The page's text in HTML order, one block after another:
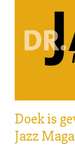
Doek is
Jazz